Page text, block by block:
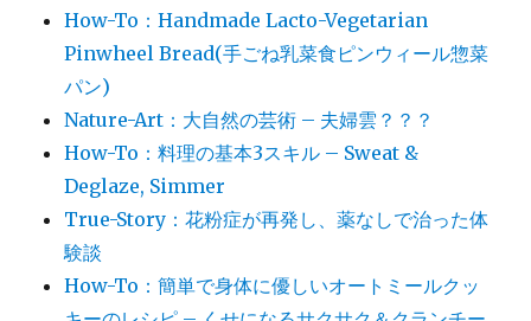
How-To：Handmade Lacto-Vegetarian
Pinwheel Bread(手ごね乳菜食ピンウィール惣菜
パン)
Nature-Art：大自然の芸術 – 夫婦雲？？？
How-To：料理の基本3スキル – Sweat &
Deglaze, Simmer
True-Story：花粉症が再発し、薬なしで治った体
験談
How-To：簡単で身体に優しいオートミールクッ